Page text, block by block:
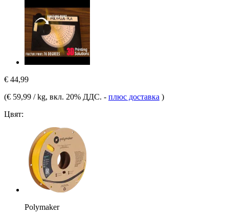
€ 44,99
(€ 59,99 / kg, вкл. 20% ДДС. - плюс доставка )
Цвят:
Polymaker